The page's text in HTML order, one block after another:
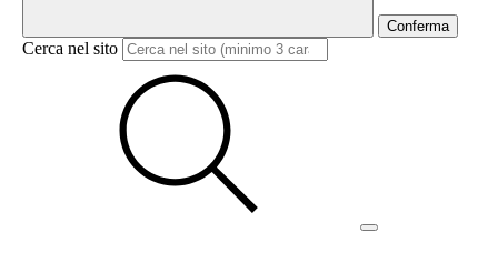
Conferma
Cerca nel sito